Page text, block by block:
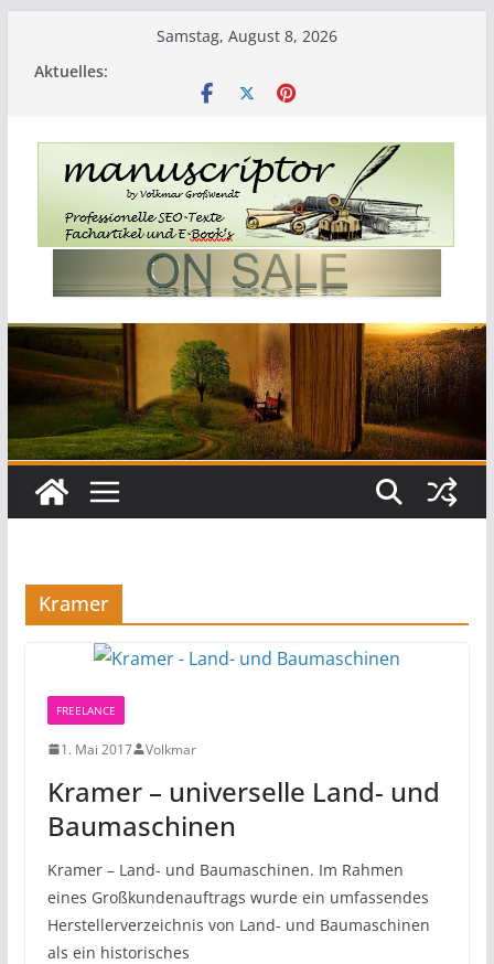
Samstag, August 8, 2026
Aktuelles:
Kramer
FREELANCE
1. Mai 2017 Volkmar
Kramer – universelle Land- und
Baumaschinen
Kramer – Land- und Baumaschinen. Im Rahmen
eines Großkundenauftrags wurde ein umfassendes
Herstellerverzeichnis von Land- und Baumaschinen
als ein historisches